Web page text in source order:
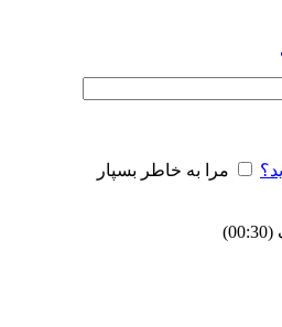
مرا به خاطر بسپار
(00:
30
)